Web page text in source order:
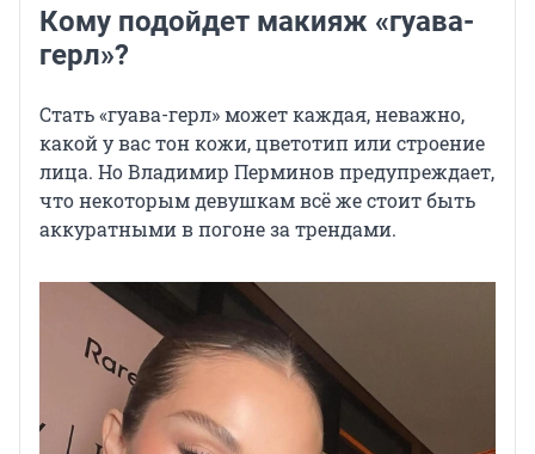
Кому подойдет макияж «гуава-
герл»?
Стать «гуава-герл» может каждая, неважно,
какой у вас тон кожи, цветотип или строение
лица. Но Владимир Перминов предупреждает,
что некоторым девушкам всё же стоит быть
аккуратными в погоне за трендами.